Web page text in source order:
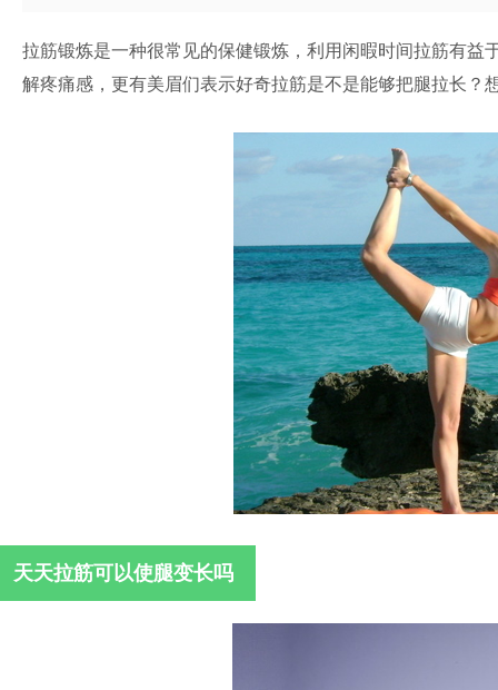
拉筋锻炼是一种很常见的保健锻炼，利用闲暇时间拉筋有
解疼痛感，更有美眉们表示好奇拉筋是不是能够把腿拉长？
天天拉筋可以使腿变长吗